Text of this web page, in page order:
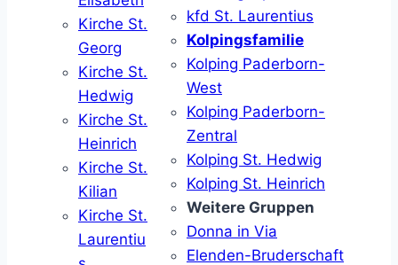
Kirche St.
Georg
Kirche St.
Hedwig
Kirche St.
Heinrich
Kirche St.
Kilian
Kirche St.
Laurentiu
kfd St. Laurentius
Kolpingsfamilie
Kolping Paderborn-
West
Kolping Paderborn-
Zentral
Kolping St. Hedwig
Kolping St. Heinrich
Weitere Gruppen
Donna in Via
Elenden-Bruderschaft